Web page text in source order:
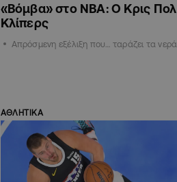
«Βόμβα» στο ΝΒΑ: Ο Κρις
Κλίπερς
Απρόσμενη εξέλιξη που… ταράζει τα νερά
ΑΘΛΗΤΙΚΑ